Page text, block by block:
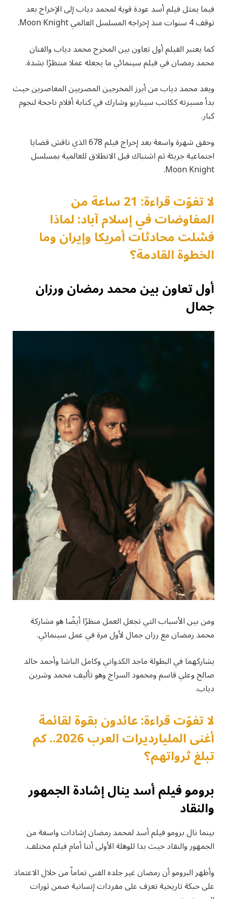
فيما يمثل فيلم أسد عودة قوية لمحمد دياب إلى الإخراج بعد
توقف 4 سنوات منذ إخراجه المسلسل العالمي Moon Knight.
كما يعتبر الفيلم أول تعاون بين المخرج محمد دياب والفنان
محمد رمضان في فيلم سينمائي ما يجعله عملا منتظرًا بشدة.
ويعد محمد دياب من أبرز المخرجين المصريين المعاصرين حيث
بدأ مسيرته ككاتب سيناريو وشارك في كتابة أفلام ناجحة لنجوم
كبار.
وحقق شهرة واسعة بعد إخراج فيلم 678 الذي ناقش قضايا
اجتماعية جريئة ثم اشتباك قبل الانطلاق للعالمية بمسلسل
Moon Knight.
لا تفوّت قراءة: 21 ساعة من
المفاوضات في إسلام آباد: لماذا
فشلت محادثات أمريكا وإيران وما
الخطوة القادمة؟
أول تعاون بين محمد رمضان ورزان
جمال
ومن بين الأسباب التي تجعل العمل منظرًا أيضًا هو مشاركة
محمد رمضان مع رزان جمال لأول مرة في عمل سينمائي.
يشاركهما في البطولة ماجد الكدواني وكامل الباشا وأحمد خالد
صالح وعلي قاسم ومحمود السراج وهو تأليف محمد وشرين
دياب.
لا تفوّت قراءة: عائدون بقوة لقائمة
أغنى المليارديرات العرب 2026.. كم
تبلغ ثرواتهم؟
برومو فيلم أسد ينال إشادة الجمهور
والنقاد
بينما نال برومو فيلم أسد لمحمد رمضان إشادات واسعة من
الجمهور والنقاد حيث بدا للوهلة الأولى أننا أمام فيلم مختلف.
وأظهر البرومو أن رمضان غير جلده الفني تماماً من خلال الاعتماد
على حبكة تاريخية تعزف على مفردات إنسانية ضمن ثورات